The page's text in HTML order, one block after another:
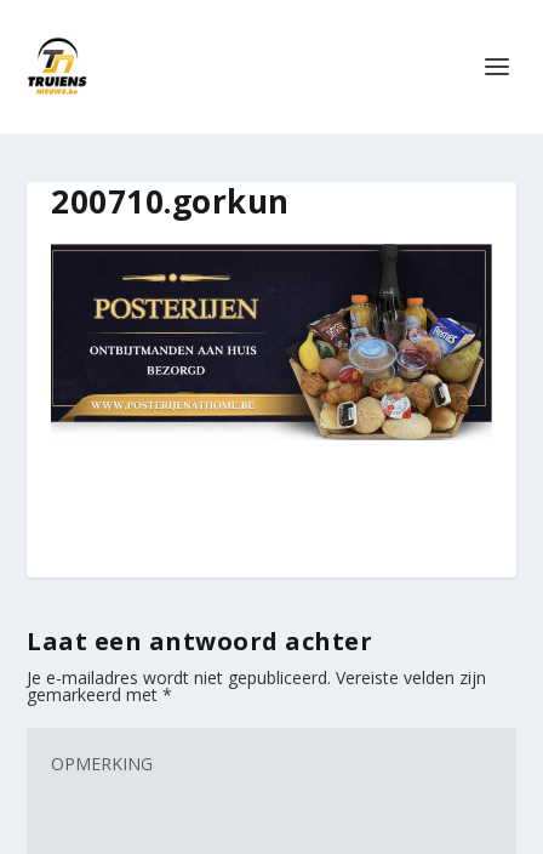
200710.gorkun
Laat een antwoord achter
Je e-mailadres wordt niet gepubliceerd. Vereiste velden zijn
gemarkeerd met*